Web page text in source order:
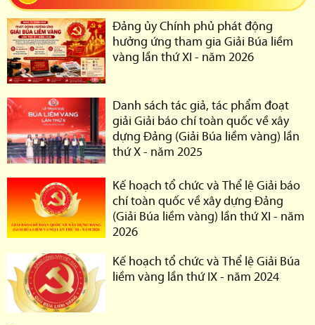
Đảng ủy Chính phủ phát động
hưởng ứng tham gia Giải Búa liềm
vàng lần thứ XI - năm 2026
Danh sách tác giả, tác phẩm đoạt
giải Giải báo chí toàn quốc về xây
dựng Đảng (Giải Búa liềm vàng) lần
thứ X - năm 2025
Kế hoạch tổ chức và Thể lệ Giải báo
chí toàn quốc về xây dựng Đảng
(Giải Búa liềm vàng) lần thứ XI - năm
2026
Kế hoạch tổ chức và Thể lệ Giải Búa
liềm vàng lần thứ IX - năm 2024